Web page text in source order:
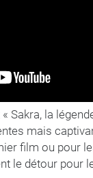
« Sakra, la
mais
film ou pour
le détour pour